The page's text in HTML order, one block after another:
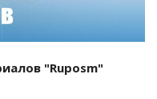
"Ruposm"